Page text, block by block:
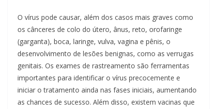
O vírus pode causar, além dos casos mais graves como
os cânceres de colo do útero, ânus, reto, orofaringe
(garganta), boca, laringe, vulva, vagina e pênis, o
desenvolvimento de lesões benignas, como as verrugas
genitais. Os exames de rastreamento são ferramentas
importantes para identificar o vírus precocemente e
iniciar o tratamento ainda nas fases iniciais, aumentando
as chances de sucesso. Além disso, existem vacinas que